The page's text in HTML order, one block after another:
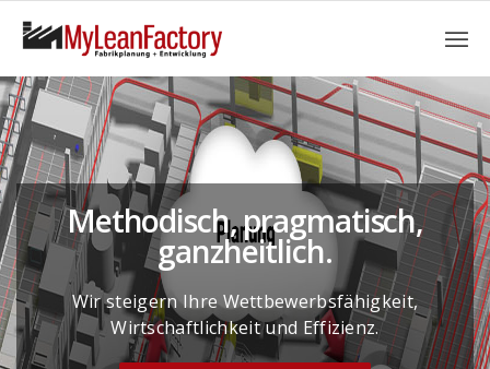
Methodisch, pragmatisch,
ganzheitlich.
Wir steigern Ihre Wettbewerbsfähigkeit,
Wirtschaftlichkeit und Effizienz.